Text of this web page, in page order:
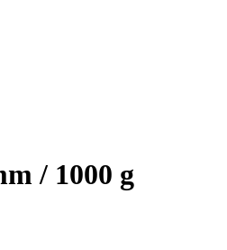
/ 1000 g